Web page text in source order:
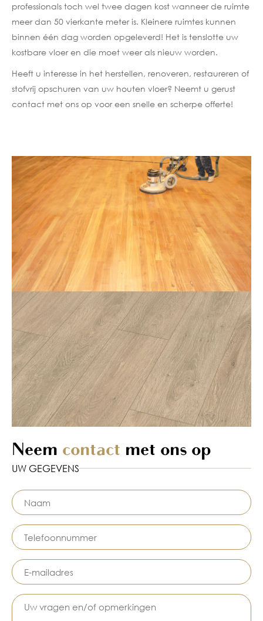
professionals toch wel twee dagen kost wanneer de ruimte
meer dan 50 vierkante meter is. Kleinere ruimtes kunnen
binnen één dag worden opgeleverd! Het is tenslotte uw
kostbare vloer en die moet weer als nieuw worden.
Heeft u interesse in het herstellen, renoveren, restaureren of
stofvrij opschuren van uw houten vloer? Neemt u gerust
contact met ons op voor een snelle en scherpe offerte!
Neem contact met ons op
UW GEGEVENS